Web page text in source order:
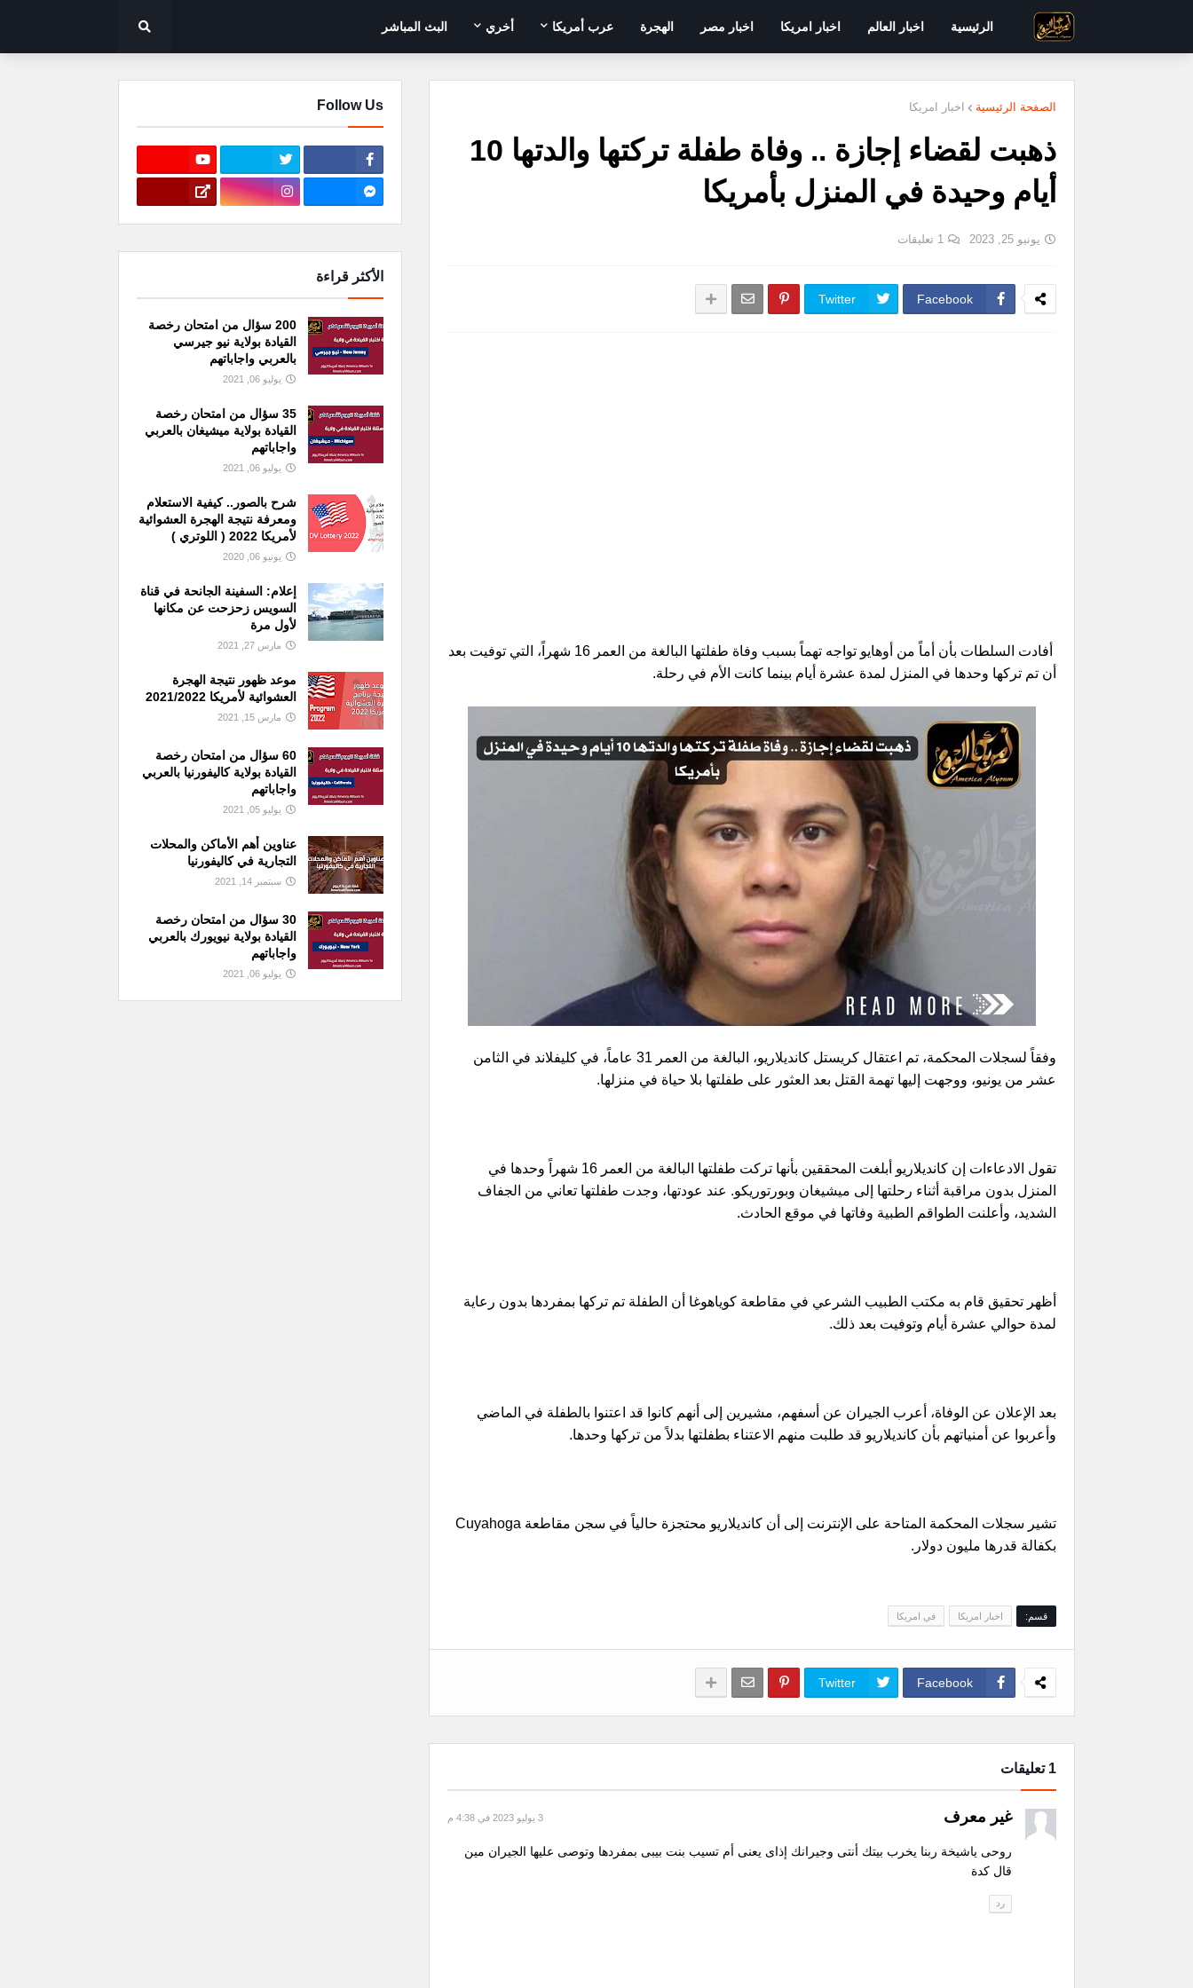
الرئيسية اخبار العالم اخبار امريكا اخبار مصر الهجرة عرب أمريكا أخري البث المباشر
الصفحة الرئيسية اخبار امريكا
ذهبت لقضاء إجازة .. وفاة طفلة تركتها والدتها 10
أيام وحيدة في المنزل بأمريكا
يونيو 25, 2023 1 تعليقات
Facebook
Twitter
أفادت السلطات بأن أماً من أوهايو تواجه تهماً بسبب وفاة طفلتها البالغة من العمر 16 شهراً، التي توفيت بعد
أن تم تركها وحدها في المنزل لمدة عشرة أيام بينما كانت الأم في رحلة.
وفقاً لسجلات المحكمة، تم اعتقال كريستل كانديلاريو، البالغة من العمر 31 عاماً، في كليفلاند في الثامن
عشر من يونيو، ووجهت إليها تهمة القتل بعد العثور على طفلتها بلا حياة في منزلها.
تقول الادعاءات إن كانديلاريو أبلغت المحققين بأنها تركت طفلتها البالغة من العمر 16 شهراً وحدها في
المنزل بدون مراقبة أثناء رحلتها إلى ميشيغان وبورتوريكو. عند عودتها، وجدت طفلتها تعاني من الجفاف
الشديد، وأعلنت الطواقم الطبية وفاتها في موقع الحادث.
أظهر تحقيق قام به مكتب الطبيب الشرعي في مقاطعة كوياهوغا أن الطفلة تم تركها بمفردها بدون رعاية
لمدة حوالي عشرة أيام وتوفيت بعد ذلك.
بعد الإعلان عن الوفاة، أعرب الجيران عن أسفهم، مشيرين إلى أنهم كانوا قد اعتنوا بالطفلة في الماضي
وأعربوا عن أمنياتهم بأن كانديلاريو قد طلبت منهم الاعتناء بطفلتها بدلاً من تركها وحدها.
تشير سجلات المحكمة المتاحة على الإنترنت إلى أن كانديلاريو محتجزة حالياً في سجن مقاطعة Cuyahoga
بكفالة قدرها مليون دولار.
قسم: اخبار امريكا في امريكا
Facebook
Twitter
1 تعليقات
غير معرف 3 يوليو 2023 في 4:38 م
روحى ياشيخة ربنا يخرب بيتك أنتى وجيرانك إذاى يعنى أم تسيب بنت بيبى بمفردها وتوصى عليها الجيران مين
قال كدة
رد
Follow Us
الأكثر قراءة
200 سؤال من امتحان رخصة
القيادة بولاية نيو جيرسي
بالعربي واجاباتهم
يوليو 06, 2021
35 سؤال من امتحان رخصة
القيادة بولاية ميشيغان بالعربي
واجاباتهم
يوليو 06, 2021
شرح بالصور.. كيفية الاستعلام
ومعرفة نتيجة الهجرة العشوائية
لأمريكا 2022 ( اللوتري )
يونيو 06, 2020
إعلام: السفينة الجانحة في قناة
السويس زحزحت عن مكانها
لأول مرة
مارس 27, 2021
موعد ظهور نتيجة الهجرة
العشوائية لأمريكا 2021/2022
مارس 15, 2021
60 سؤال من امتحان رخصة
القيادة بولاية كاليفورنيا بالعربي
واجاباتهم
يوليو 05, 2021
عناوين أهم الأماكن والمحلات
التجارية في كاليفورنيا
سبتمبر 14, 2021
30 سؤال من امتحان رخصة
القيادة بولاية نيويورك بالعربي
واجاباتهم
يوليو 06, 2021